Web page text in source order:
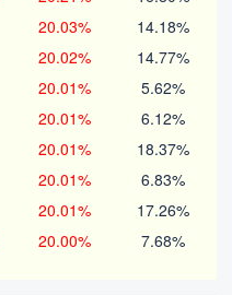
20.03% 14.18%
20.02% 14.77%
20.01% 5.62%
20.01% 6.12%
20.01% 18.37%
20.01% 6.83%
20.01% 17.26%
20.00% 7.68%